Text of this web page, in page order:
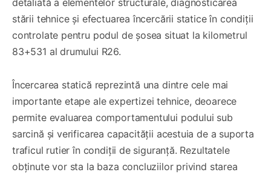
stării tehnice și efectuarea încercării statice în condiții
controlate pentru podul de șosea situat la kilometrul
83+531 al drumului R26.
Încercarea statică reprezintă una dintre cele mai
importante etape ale expertizei tehnice, deoarece
permite evaluarea comportamentului podului sub
sarcină și verificarea capacității acestuia de a suporta
traficul rutier în condiții de siguranță. Rezultatele
obținute vor sta la baza concluziilor privind starea